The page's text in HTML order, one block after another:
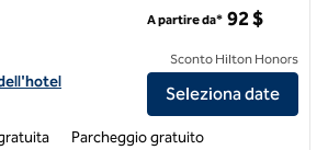
Hampton Inn & Suites Fresno-
A partire da* 92 $
Sconto Hilton Honors
Seleziona date
Parcheggio gratuito